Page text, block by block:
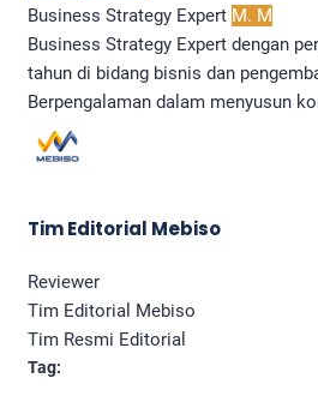
Business Strategy Expert M. M
Business Strategy Expert dengan
tahun di bidang bisnis dan
Berpengalaman dalam menyusun
Tim Editorial Mebiso
Reviewer
Tim Editorial Mebiso
Tim Resmi Editorial
Tag: